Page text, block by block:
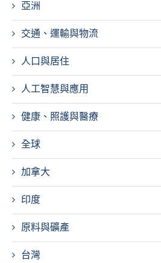
亞洲
交通、運輸與物流
人口與居住
人工智慧與應用
健康、照護與醫療
全球
加拿大
印度
原料與礦產
台灣